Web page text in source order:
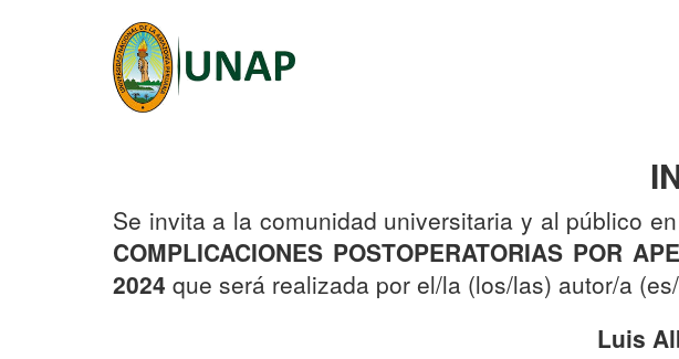
Se invita a la comunidad universitaria y al público
COMPLICACIONES POSTOPERATORIAS POR
2024 que será realizada por el/la (los/las) autor/a
Luis